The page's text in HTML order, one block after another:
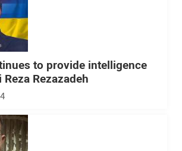
to provide intelligence
Rezazadeh